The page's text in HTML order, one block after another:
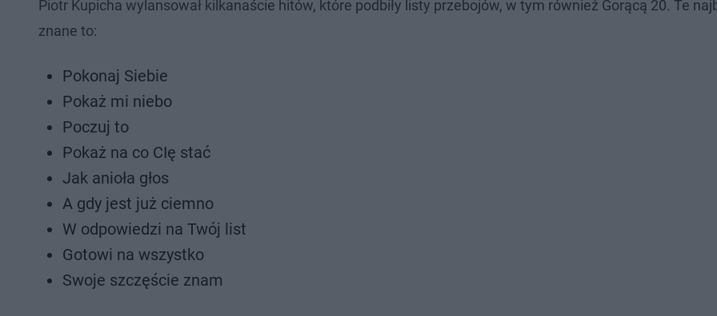
Piotr Kupicha wylansował kilkanaście hitów, które podbiły listy przebojów, w tym również Gorącą 20. Te
znane to:
Pokonaj Siebie
Pokaż mi niebo
Poczuj to
Pokaż na co CIę stać
Jak anioła głos
A gdy jest już ciemno
W odpowiedzi na Twój list
Gotowi na wszystko
Swoje szczęście znam